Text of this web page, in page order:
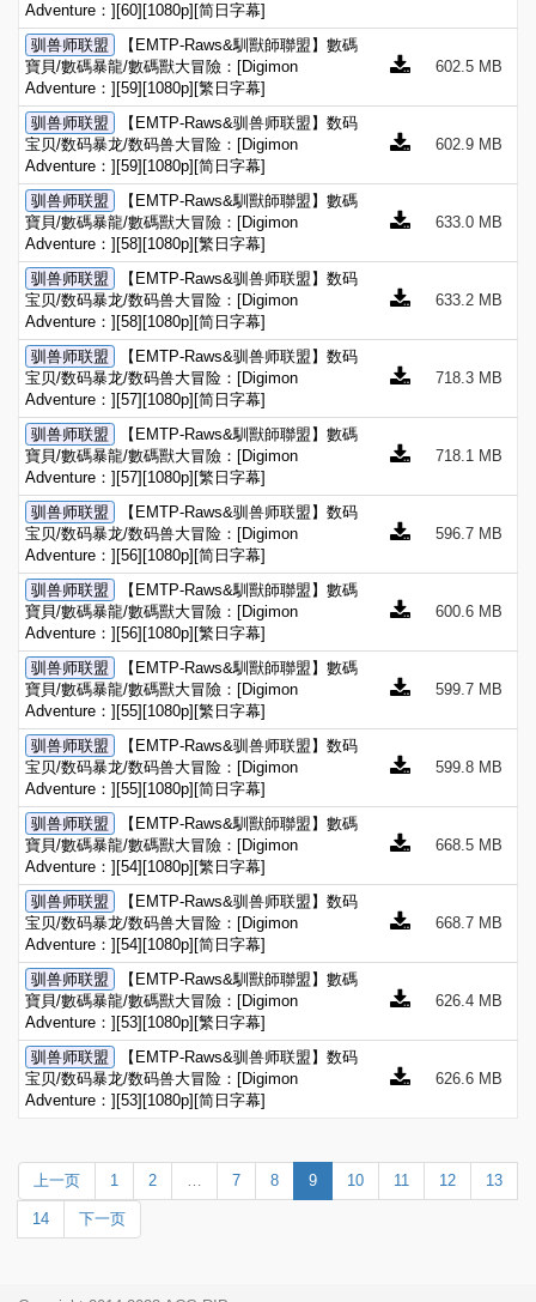
Adventure：][60][1080p][简日字幕]
驯兽师联盟
【EMTP-Raws&馴獸師聯盟】數碼
寶貝/數碼暴龍/數碼獸大冒險：[Digimon
Adventure：][59][1080p][繁日字幕]
602.5 MB
驯兽师联盟
【EMTP-Raws&驯兽师联盟】数码
宝贝/数码暴龙/数码兽大冒险：[Digimon
Adventure：][59][1080p][简日字幕]
602.9 MB
驯兽师联盟
【EMTP-Raws&馴獸師聯盟】數碼
寶貝/數碼暴龍/數碼獸大冒險：[Digimon
Adventure：][58][1080p][繁日字幕]
633.0 MB
驯兽师联盟
【EMTP-Raws&驯兽师联盟】数码
宝贝/数码暴龙/数码兽大冒险：[Digimon
Adventure：][58][1080p][简日字幕]
633.2 MB
驯兽师联盟
【EMTP-Raws&驯兽师联盟】数码
宝贝/数码暴龙/数码兽大冒险：[Digimon
Adventure：][57][1080p][简日字幕]
718.3 MB
驯兽师联盟
【EMTP-Raws&馴獸師聯盟】數碼
寶貝/數碼暴龍/數碼獸大冒險：[Digimon
Adventure：][57][1080p][繁日字幕]
718.1 MB
驯兽师联盟
【EMTP-Raws&驯兽师联盟】数码
宝贝/数码暴龙/数码兽大冒险：[Digimon
Adventure：][56][1080p][简日字幕]
596.7 MB
驯兽师联盟
【EMTP-Raws&馴獸師聯盟】數碼
寶貝/數碼暴龍/數碼獸大冒險：[Digimon
Adventure：][56][1080p][繁日字幕]
600.6 MB
驯兽师联盟
【EMTP-Raws&馴獸師聯盟】數碼
寶貝/數碼暴龍/數碼獸大冒險：[Digimon
Adventure：][55][1080p][繁日字幕]
599.7 MB
驯兽师联盟
【EMTP-Raws&驯兽师联盟】数码
宝贝/数码暴龙/数码兽大冒险：[Digimon
Adventure：][55][1080p][简日字幕]
599.8 MB
驯兽师联盟
【EMTP-Raws&馴獸師聯盟】數碼
寶貝/數碼暴龍/數碼獸大冒險：[Digimon
Adventure：][54][1080p][繁日字幕]
668.5 MB
驯兽师联盟
【EMTP-Raws&驯兽师联盟】数码
宝贝/数码暴龙/数码兽大冒险：[Digimon
Adventure：][54][1080p][简日字幕]
668.7 MB
驯兽师联盟
【EMTP-Raws&馴獸師聯盟】數碼
寶貝/數碼暴龍/數碼獸大冒險：[Digimon
Adventure：][53][1080p][繁日字幕]
626.4 MB
驯兽师联盟
【EMTP-Raws&驯兽师联盟】数码
宝贝/数码暴龙/数码兽大冒险：[Digimon
Adventure：][53][1080p][简日字幕]
626.6 MB
上一页 1 2 … 7 8 9 10 11 12 13
14 下一页